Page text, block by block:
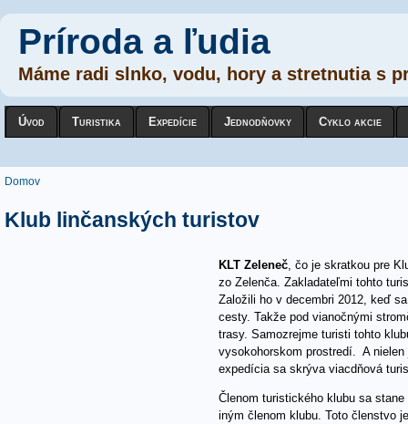
Príroda a ľudia
Máme radi slnko, vodu, hory a stretnutia s
Úvod Turistika Expedície Jednodňovky Cyklo akcie
Nachádzate sa tu
Domov
Klub linčanských turistov
KLT Zeleneč, čo je skratkou pre
zo Zelenča. Zakladateľmi tohto
Založili ho v decembri 2012, keď
cesty. Takže pod vianočnými
trasy. Samozrejme turisti tohto
vysokohorskom prostredí. A
expedícia sa skrýva viacdňová
Členom turistického klubu sa
iným členom klubu. Toto členstvo